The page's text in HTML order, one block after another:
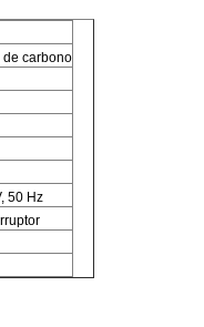
de carbono
50 Hz